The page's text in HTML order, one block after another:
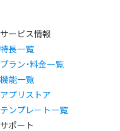
サービス情報
特長一覧
プラン・料金一覧
機能一覧
アプリストア
テンプレート一覧
サポート